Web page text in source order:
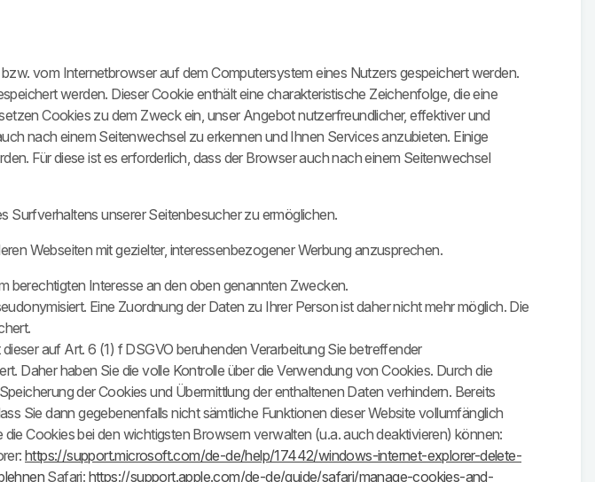
vom Internetbrowser auf dem Computersystem eines Nutzers gespeichert werden.
werden. Dieser Cookie enthält eine charakteristische Zeichenfolge, die eine
Cookies zu dem Zweck ein, unser Angebot nutzerfreundlicher, effektiver und
nach einem Seitenwechsel zu erkennen und Ihnen Services anzubieten. Einige
Für diese ist es erforderlich, dass der Browser auch nach einem Seitenwechsel
Surfverhaltens unserer Seitenbesucher zu ermöglichen.
Webseiten mit gezielter, interessenbezogener Werbung anzusprechen.
berechtigten Interesse an den oben genannten Zwecken.
Eine Zuordnung der Daten zu Ihrer Person ist daher nicht mehr möglich. Die
auf Art. 6 (1) f DSGVO beruhenden Verarbeitung Sie betreffender
Daher haben Sie die volle Kontrolle über die Verwendung von Cookies. Durch die
der Cookies und Übermittlung der enthaltenen Daten verhindern. Bereits
Sie dann gegebenenfalls nicht sämtliche Funktionen dieser Website vollumfänglich
Cookies bei den wichtigsten Browsern verwalten (u.a. auch deaktivieren) können:
https://support.microsoft.com/de-de/help/17442/windows-internet-explorer-delete-
Safari: https://support.apple.com/de-de/guide/safari/manage-cookies-and-